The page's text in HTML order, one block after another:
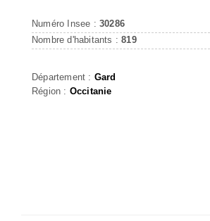
Numéro Insee : 30286
Nombre d'habitants :819
Département : Gard
Région : Occitanie